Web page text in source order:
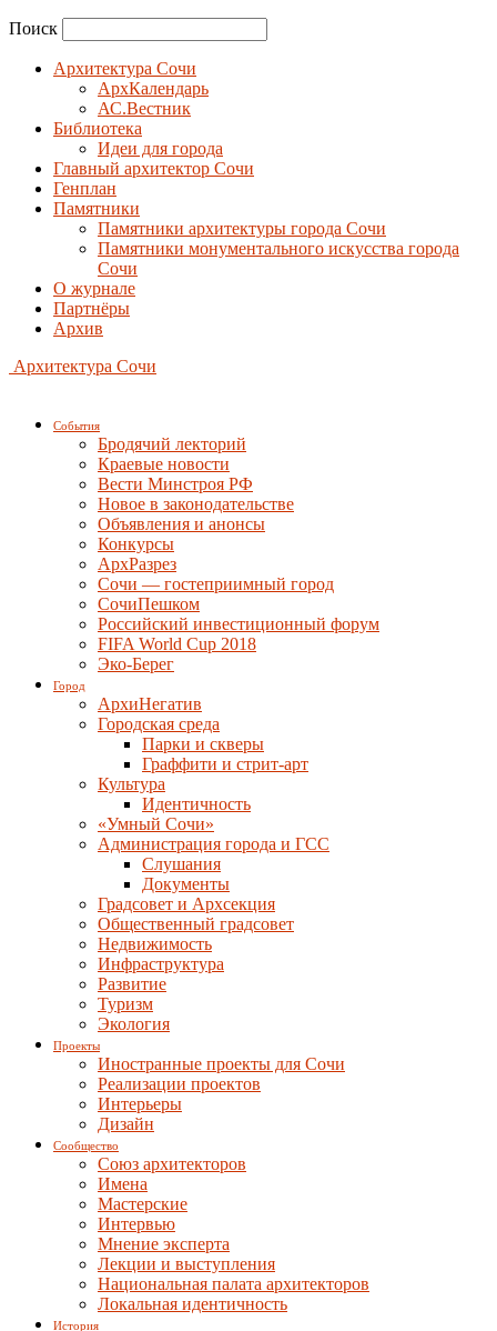
Поиск
Архитектура Сочи
АрхКалендарь
АС.Вестник
Библиотека
Идеи для города
Главный архитектор Сочи
Генплан
Памятники
Памятники архитектуры города Сочи
Памятники монументального искусства города
Сочи
О журнале
Партнёры
Архив
Архитектура Сочи
События
Бродячий лекторий
Краевые новости
Вести Минстроя РФ
Новое в законодательстве
Объявления и анонсы
Конкурсы
АрхРазрез
Сочи — гостеприимный город
СочиПешком
Российский инвестиционный форум
FIFA World Cup 2018
Эко-Берег
Город
АрхиНегатив
Городская среда
Парки и скверы
Граффити и стрит-арт
Культура
Идентичность
«Умный Сочи»
Администрация города и ГСС
Слушания
Документы
Градсовет и Архсекция
Общественный градсовет
Недвижимость
Инфраструктура
Развитие
Туризм
Экология
Проекты
Иностранные проекты для Сочи
Реализации проектов
Интерьеры
Дизайн
Сообщество
Союз архитекторов
Имена
Мастерские
Интервью
Мнение эксперта
Лекции и выступления
Национальная палата архитекторов
Локальная идентичность
История